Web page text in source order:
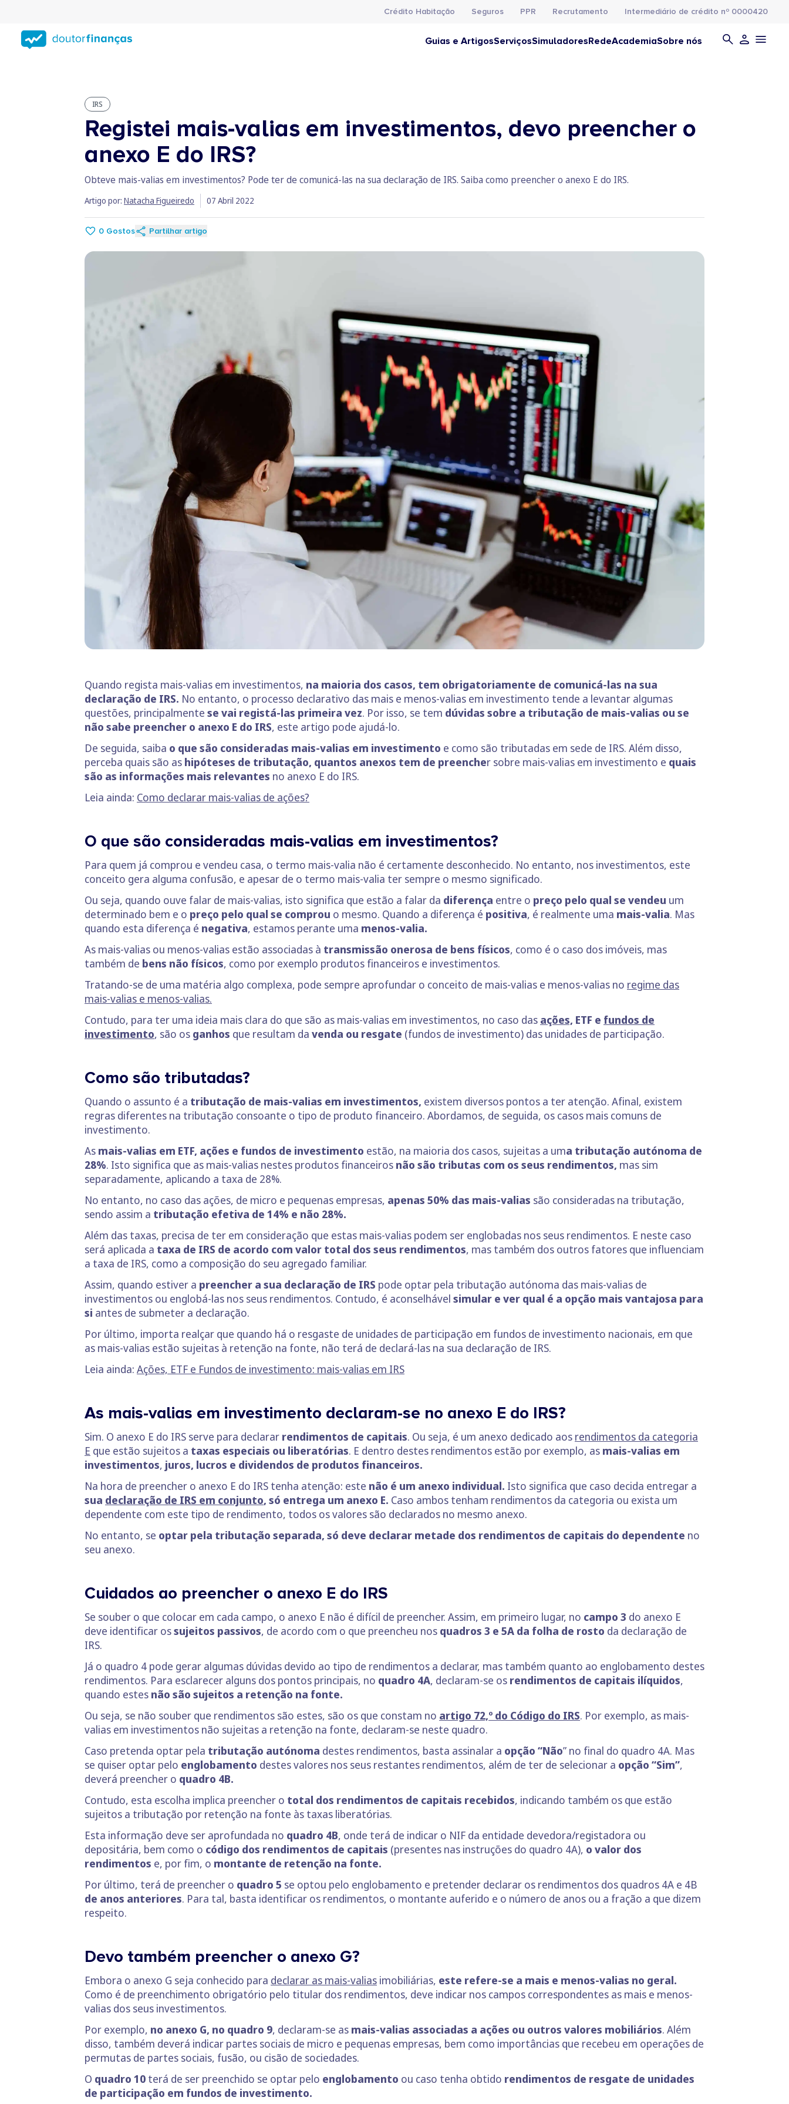
conteúdo
principal
Crédito Habitação Seguros PPR Recrutamento Intermediário de crédito nº 0000420
Guias e ArtigosServiçosSimuladoresRedeAcademiaSobre nós
IRS
Registei mais-valias em investimentos, devo preencher o
anexo E do IRS?
Obteve mais-valias em investimentos? Pode ter de comunicá-las na sua declaração de IRS. Saiba como preencher o anexo E do IRS.
Artigo por: Natacha Figueiredo 07 Abril 2022
0 Gostos Partilhar artigo
Quando regista mais-valias em investimentos, na maioria dos casos, tem obrigatoriamente de comunicá-las na sua
declaração de IRS. No entanto, o processo declarativo das mais e menos-valias em investimento tende a levantar algumas
questões, principalmente se vai registá-las primeira vez. Por isso, se tem dúvidas sobre a tributação de mais-valias ou se
não sabe preencher o anexo E do IRS, este artigo pode ajudá-lo.
De seguida, saiba o que são consideradas mais-valias em investimento e como são tributadas em sede de IRS. Além disso,
perceba quais são as hipóteses de tributação, quantos anexos tem de preencher sobre mais-valias em investimento e quais
são as informações mais relevantes no anexo E do IRS.
Leia ainda: Como declarar mais-valias de ações?
O que são consideradas mais-valias em investimentos?
Para quem já comprou e vendeu casa, o termo mais-valia não é certamente desconhecido. No entanto, nos investimentos, este
conceito gera alguma confusão, e apesar de o termo mais-valia ter sempre o mesmo significado.
Ou seja, quando ouve falar de mais-valias, isto significa que estão a falar da diferença entre o preço pelo qual se vendeu um
determinado bem e o preço pelo qual se comprou o mesmo. Quando a diferença é positiva, é realmente uma mais-valia. Mas
quando esta diferença é negativa, estamos perante uma menos-valia.
As mais-valias ou menos-valias estão associadas à transmissão onerosa de bens físicos, como é o caso dos imóveis, mas
também de bens não físicos, como por exemplo produtos financeiros e investimentos.
Tratando-se de uma matéria algo complexa, pode sempre aprofundar o conceito de mais-valias e menos-valias no regime das
mais-valias e menos-valias.
Contudo, para ter uma ideia mais clara do que são as mais-valias em investimentos, no caso das ações, ETF e fundos de
investimento, são os ganhos que resultam da venda ou resgate (fundos de investimento) das unidades de participação.
Como são tributadas?
Quando o assunto é a tributação de mais-valias em investimentos, existem diversos pontos a ter atenção. Afinal, existem
regras diferentes na tributação consoante o tipo de produto financeiro. Abordamos, de seguida, os casos mais comuns de
investimento.
As mais-valias em ETF, ações e fundos de investimento estão, na maioria dos casos, sujeitas a uma tributação autónoma de
28%. Isto significa que as mais-valias nestes produtos financeiros não são tributas com os seus rendimentos, mas sim
separadamente, aplicando a taxa de 28%.
No entanto, no caso das ações, de micro e pequenas empresas, apenas 50% das mais-valias são consideradas na tributação,
sendo assim a tributação efetiva de 14% e não 28%.
Além das taxas, precisa de ter em consideração que estas mais-valias podem ser englobadas nos seus rendimentos. E neste caso
será aplicada a taxa de IRS de acordo com valor total dos seus rendimentos, mas também dos outros fatores que influenciam
a taxa de IRS, como a composição do seu agregado familiar.
Assim, quando estiver a preencher a sua declaração de IRS pode optar pela tributação autónoma das mais-valias de
investimentos ou englobá-las nos seus rendimentos. Contudo, é aconselhável simular e ver qual é a opção mais vantajosa para
si antes de submeter a declaração.
Por último, importa realçar que quando há o resgaste de unidades de participação em fundos de investimento nacionais, em que
as mais-valias estão sujeitas à retenção na fonte, não terá de declará-las na sua declaração de IRS.
Leia ainda: Ações, ETF e Fundos de investimento: mais-valias em IRS
As mais-valias em investimento declaram-se no anexo E do IRS?
Sim. O anexo E do IRS serve para declarar rendimentos de capitais. Ou seja, é um anexo dedicado aos rendimentos da categoria
E que estão sujeitos a taxas especiais ou liberatórias. E dentro destes rendimentos estão por exemplo, as mais-valias em
investimentos, juros, lucros e dividendos de produtos financeiros.
Na hora de preencher o anexo E do IRS tenha atenção: este não é um anexo individual. Isto significa que caso decida entregar a
sua declaração de IRS em conjunto, só entrega um anexo E. Caso ambos tenham rendimentos da categoria ou exista um
dependente com este tipo de rendimento, todos os valores são declarados no mesmo anexo.
No entanto, se optar pela tributação separada, só deve declarar metade dos rendimentos de capitais do dependente no
seu anexo.
Cuidados ao preencher o anexo E do IRS
Se souber o que colocar em cada campo, o anexo E não é difícil de preencher. Assim, em primeiro lugar, no campo 3 do anexo E
deve identificar ossujeitos passivos, de acordo com o que preencheu nos quadros 3 e 5A da folha de rosto da declaração de
IRS.
Já o quadro 4 pode gerar algumas dúvidas devido ao tipo de rendimentos a declarar, mas também quanto ao englobamento destes
rendimentos. Para esclarecer alguns dos pontos principais, no quadro 4A, declaram-se os rendimentos de capitais ilíquidos,
quando estes não são sujeitos a retenção na fonte.
Ou seja, se não souber que rendimentos são estes, são os que constam no artigo 72,º do Código do IRS. Por exemplo, as mais-
valias em investimentos não sujeitas a retenção na fonte, declaram-se neste quadro.
Caso pretenda optar pela tributação autónoma destes rendimentos, basta assinalar a opção “Não” no final do quadro 4A. Mas
se quiser optar pelo englobamento destes valores nos seus restantes rendimentos, além de ter de selecionar a opção “Sim”,
deverá preencher o quadro 4B.
Contudo, esta escolha implica preencher o total dos rendimentos de capitais recebidos, indicando também os que estão
sujeitos a tributação por retenção na fonte às taxas liberatórias.
Esta informação deve ser aprofundada no quadro 4B, onde terá de indicar o NIF da entidade devedora/registadora ou
depositária, bem como o código dos rendimentos de capitais (presentes nas instruções do quadro 4A), o valor dos
rendimentos e, por fim, o montante de retenção na fonte.
Por último, terá de preencher o quadro 5 se optou pelo englobamento e pretender declarar os rendimentos dos quadros 4A e 4B
de anos anteriores. Para tal, basta identificar os rendimentos, o montante auferido e o número de anos ou a fração a que dizem
respeito.
Devo também preencher o anexo G?
Embora o anexo G seja conhecido para declarar as mais-valias imobiliárias, este refere-se a mais e menos-valias no geral.
Como é de preenchimento obrigatório pelo titular dos rendimentos, deve indicar nos campos correspondentes as mais e menos-
valias dos seus investimentos.
Por exemplo, no anexo G, no quadro 9, declaram-se as mais-valias associadas a ações ou outros valores mobiliários. Além
disso, também deverá indicar partes sociais de micro e pequenas empresas, bem como importâncias que recebeu em operações de
permutas de partes sociais, fusão, ou cisão de sociedades.
O quadro 10 terá de ser preenchido se optar pelo englobamento ou caso tenha obtido rendimentos de resgate de unidades
de participação em fundos de investimento.